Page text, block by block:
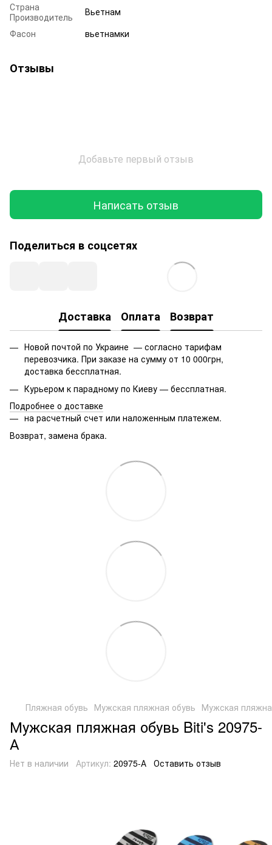
Страна
Производитель
Вьетнам
Фасон
вьетнамки
Отзывы
Добавьте первый отзыв
Написать отзыв
Поделиться в соцсетях
Доставка Оплата Возврат
Новой почтой по Украине — согласно тарифам
перевозчика. При заказе на сумму от 10 000грн,
доставка бессплатная.
Курьером к парадному по Киеву — бессплатная.
Подробнее о доставке
на расчетный счет или наложенным платежем.
Возврат, замена брака.
Пляжная обувь Мужская пляжная обувь Мужская
Мужская пляжная обувь Biti's 20975-
А
Нет в наличии Артикул: 20975-А Оставить отзыв